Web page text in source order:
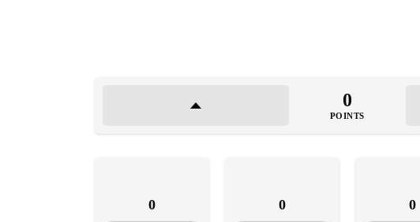
0
POINTS
0 0 0
OAMENI